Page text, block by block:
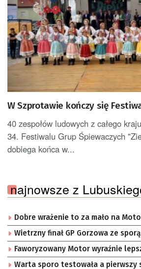
W Szprotawie kończy się
40 zespołów ludowych z całego
34. Festiwalu Grup Śpiewaczych
dobiega końca w...
najnowsze z
Dobre wrażenie to za mało na
Wietrzny finał GP Gorzowa ze
Faworyzowany Motor wyraźnie
Warta sporo testowała a pierwszy